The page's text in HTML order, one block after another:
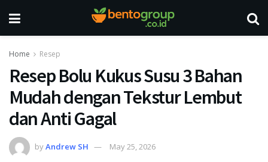
Home Resep
Resep Bolu Kukus Susu 3 Bahan
Mudah dengan Tekstur Lembut
dan Anti Gagal
byAndrew SH May 25, 2026